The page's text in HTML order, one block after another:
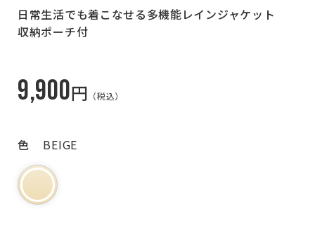
日常生活でも着こなせる多機能レインジャケット
収納ポーチ付
9,900円 （税込）
色 BEIGE